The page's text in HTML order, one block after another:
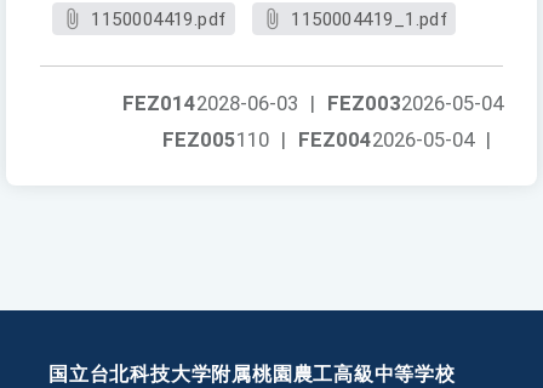
1150004419.pdf 1150004419_1.pdf
FEZ0032026-05-04
FEZ0142028-06-03 |
FEZ0042026-05-04 |
FEZ005110 |
国立台北科技大学附属桃園農工高級中等学校